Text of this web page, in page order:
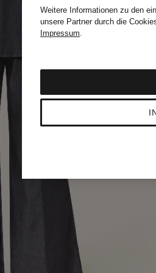
Weitere Informationen zu den
unsere Partner durch die
Impressum.